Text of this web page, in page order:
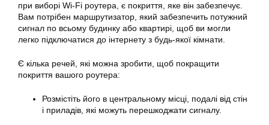
при виборі Wi-Fi роутера, є покриття, яке він забезпечує.
Вам потрібен маршрутизатор, який забезпечить потужний
сигнал по всьому будинку або квартирі, щоб ви могли
легко підключатися до інтернету з будь-якої кімнати.
Є кілька речей, які можна зробити, щоб покращити
покриття вашого роутера:
Розмістіть його в центральному місці, подалі від стін
і приладів, які можуть перешкоджати сигналу.